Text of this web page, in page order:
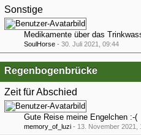
Sonstige
Medikamente über das
SoulHorse - 30. Juli 2021, 09:44
Regenbogenbrücke
Zeit für Abschied
Gute Reise meine Engelchen :-(
memory_of_luzi - 13. November 2021,